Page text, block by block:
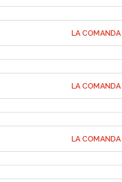
LA COMANDA
LA COMANDA
LA COMANDA